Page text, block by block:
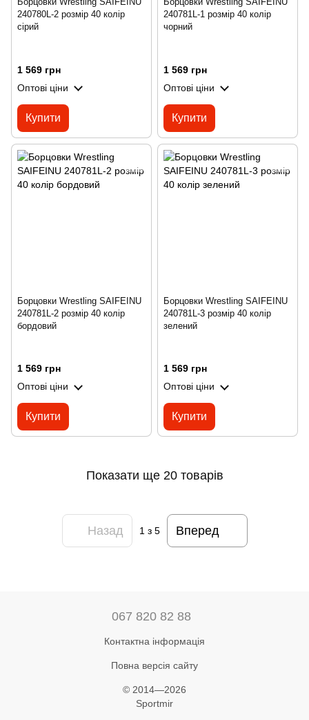
240780L-2 розмір 40 колір
сірий
1 569 грн
Оптові ціни
Купити
240781L-1 розмір 40 колір
чорний
1 569 грн
Оптові ціни
Купити
Борцовки Wrestling SAIFEINU
240781L-2 розмір 40 колір
бордовий
1 569 грн
Оптові ціни
Купити
Борцовки Wrestling SAIFEINU
240781L-3 розмір 40 колір
зелений
1 569 грн
Оптові ціни
Купити
Показати ще 20 товарів
Назад 1з 5 Вперед
067 820 82 88
Контактна інформація
Повна версія сайту
© 2014—2026
Sportmir